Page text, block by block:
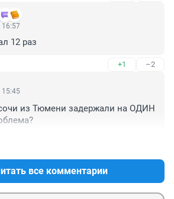
16:57
12 раз
+1 –2
15:45
из Тюмени задержали на ОДИН
все комментарии